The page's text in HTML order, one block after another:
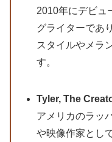
2010年にデビュ
グライターであ
スタイルやメラ
す。
Tyler, The
アメリカのラッ
や映像作家とし